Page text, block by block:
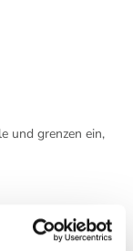
und grenzen ein,